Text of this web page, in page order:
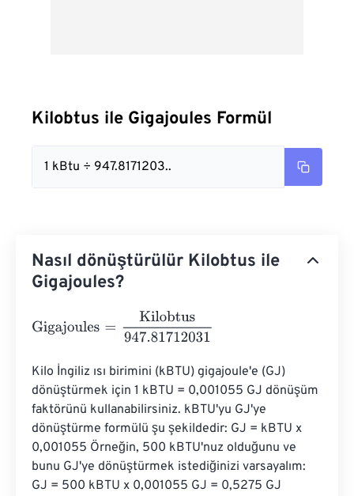
Kilobtus ile Gigajoules Formül
1 kBtu ÷ 947.8171203..
Nasıl dönüştürülür Kilobtus ile
Gigajoules?
Gigajoules Kilobtus947.81712031
Kilo İngiliz ısı birimini (kBTU) gigajoule'e (GJ)
dönüştürmek için 1 kBTU = 0,001055 GJ dönüşüm
faktörünü kullanabilirsiniz. kBTU'yu GJ'ye
dönüştürme formülü şu şekildedir: GJ = kBTU x
0,001055 Örneğin, 500 kBTU'nuz olduğunu ve
bunu GJ'ye dönüştürmek istediğinizi varsayalım:
GJ = 500 kBTU x 0,001055 GJ = 0,5275 GJ